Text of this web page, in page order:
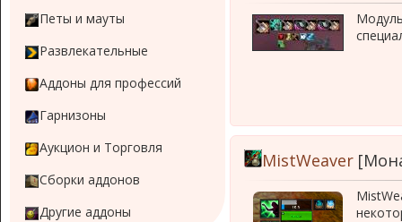
Петы и мауты
Развлекательные
Аддоны для профессий
Гарнизоны
Аукцион и Торговля
Сборки аддонов
Другие аддоны
MistWeaver